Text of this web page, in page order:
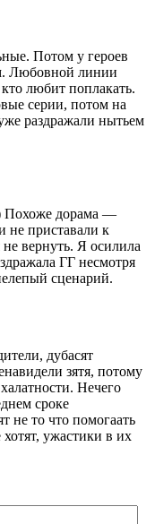
Потом у героев
Любовной линии
любит поплакать.
серии, потом на
раздражали нытьем
Похоже дорама —
не приставали к
вернуть. Я осилила
ГГ несмотря
сценарий.
дубасят
зятя, потому
Нечего
сроке
не то что помогаать
ужастики в их